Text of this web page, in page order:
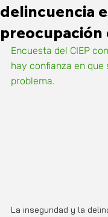
delincuencia
preocupación
Encuesta del CIEP
hay confianza en que
problema.
La inseguridad y la